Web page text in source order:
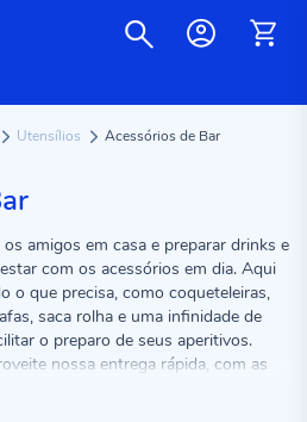
Utensílios Acessórios de Bar
amigos em casa e preparar drinks e
com os acessórios em dia. Aqui
o que precisa, como coqueteleiras,
saca rolha e uma infinidade de
o preparo de seus aperitivos.
nossa entrega rápida, com as